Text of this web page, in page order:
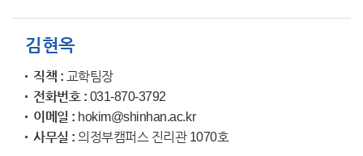
김현옥
직책
교학팀장
전화번호
031-870-3792
이메일
hokim@shinhan.ac.kr
사무실
의정부캠퍼스 진리관 1070호